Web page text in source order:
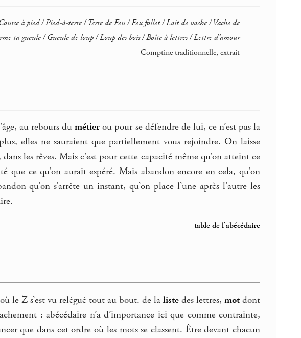
à pied / Pied-à-terre / Terre de Feu / Feu follet / Lait de vache / Vache de
ta gueule / Gueule de loup / Loup des bois / Boîte à lettres / Lettre d’amour
Comptine traditionnelle, extrait
au rebours dumétier ou pour se défendre de lui, ce n’est pas la
elles ne sauraient que partiellement vous rejoindre. On laisse
les rêves. Mais c’est pour cette capacité même qu’on atteint ce
ce qu’on aurait espéré. Mais abandon encore en cela, qu’on
qu’on s’arrête un instant, qu’on place l’une après l’autre les
table de l’abécédaire
le Z s’est vu relégué tout au bout. de laliste des lettres,mot dont
: abécédaire n’a d’importance ici que comme contrainte,
que dans cet ordre où les mots se classent. Être devant chacun